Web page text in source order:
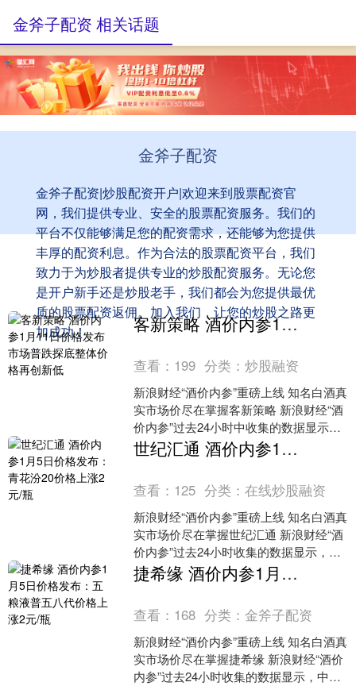
金斧子配资
金斧子配资|炒股配资开户|欢迎来到股票配资官
网，我们提供专业、安全的股票配资服务。我们的
平台不仅能够满足您的配资需求，还能够为您提供
丰厚的配资利息。作为合法的股票配资平台，我们
致力于为炒股者提供专业的炒股配资服务。无论您
是开户新手还是炒股老手，我们都会为您提供最优
质的股票配资返佣。加入我们，让您的炒股之路更
加成功！
金斧子配资 相关话题
客新策略 酒价内参1月11日价格发布 市场普跌探底整体价格再创新低
查看： 199 分类：炒股融资
新浪财经“酒价内参”重磅上线 知名白酒真
实市场价尽在掌握客新策略 新浪财经“酒
价内参”过去24小时中收集的数据显示，
中国白酒市场十大单品的终端零售均价
在1月11....
世纪汇通 酒价内参1月5日价格发布：青花汾20价格上涨2元/瓶
查看： 125 分类：在线炒股融资
新浪财经“酒价内参”重磅上线 知名白酒真
实市场价尽在掌握世纪汇通 新浪财经“酒
价内参”过去24小时收集的数据显示，中
国白酒市场十大单品的终端零售均价在1
月5日结....
捷希缘 酒价内参1月5日价格发布：五粮液普五八代价格上涨2元/瓶
查看： 168 分类：金斧子配资
新浪财经“酒价内参”重磅上线 知名白酒真
实市场价尽在掌握捷希缘 新浪财经“酒价
内参”过去24小时收集的数据显示，中国